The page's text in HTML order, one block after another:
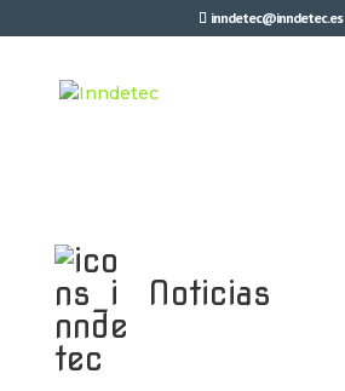
inndetec@inndetec.es
Noticias